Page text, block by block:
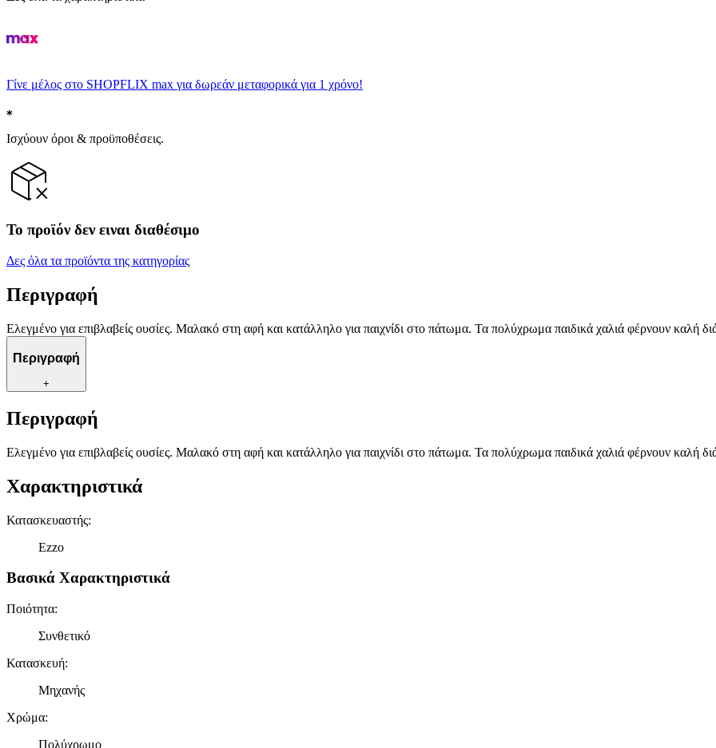
Γίνε μέλος στο SHOPFLIX max για δωρεάν μεταφορικά για 1 χρόνο!
Ισχύουν όροι & προϋποθέσεις.
Το προϊόν δεν ειναι διαθέσιμο
Δες όλα τα προϊόντα της κατηγορίας
Περιγραφή
Ελεγμένο για επιβλαβείς ουσίες. Μαλακό στη αφή και κατάλληλο για παιχνίδι στο πάτωμα. Τα πολύχρωμα παιδικά χαλιά φέρνουν καλή
Περιγραφή
+
Περιγραφή
Ελεγμένο για επιβλαβείς ουσίες. Μαλακό στη αφή και κατάλληλο για παιχνίδι στο πάτωμα. Τα πολύχρωμα παιδικά χαλιά φέρνουν καλή
Χαρακτηριστικά
Κατασκευαστής:
Ezzo
Βασικά Χαρακτηριστικά
Ποιότητα:
Συνθετικό
Κατασκευή:
Μηχανής
Χρώμα:
Πολύχρωμο